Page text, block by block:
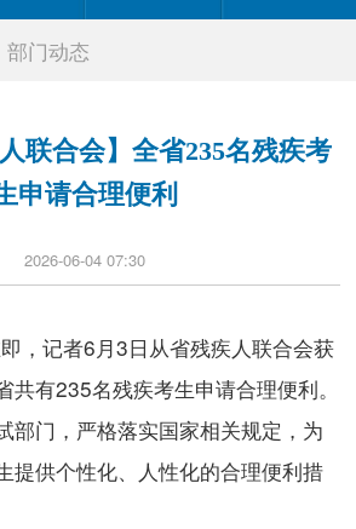
部门动态
联合会】全省235名残疾考
申请合理便利
2026-06-04 07:30
记者6月3日从省残疾人联合会获
共有235名残疾考生申请合理便利。
部门，严格落实国家相关规定，为
提供个性化、人性化的合理便利措